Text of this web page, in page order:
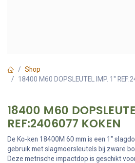
Shop
18400 M60 DOPSLEUTEL IMP. 1''
18400 M60
REF:2406077 KOKEN
De Ko-ken 18400M 60 mm is een 1"
gebruik met slagmoersleutels bij zware
Deze metrische impactdop is geschikt